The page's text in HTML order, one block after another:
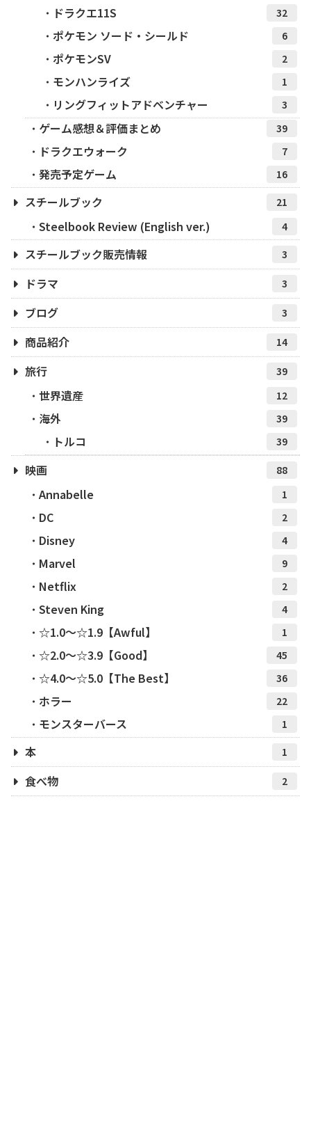
ドラクエ11S 32
ポケモン ソード・シールド 6
ポケモンSV 2
モンハンライズ 1
リングフィットアドベンチャー 3
ゲーム感想＆評価まとめ 39
ドラクエウォーク 7
発売予定ゲーム 16
スチールブック 21
Steelbook Review (English ver.) 4
スチールブック販売情報 3
ドラマ 3
ブログ 3
商品紹介 14
旅行 39
世界遺産 12
海外 39
トルコ 39
映画 88
Annabelle 1
DC 2
Disney 4
Marvel 9
Netflix 2
Steven King 4
☆1.0～☆1.9【Awful】 1
☆2.0～☆3.9【Good】 45
☆4.0～☆5.0【The Best】 36
ホラー 22
モンスターバース 1
本 1
食べ物 2